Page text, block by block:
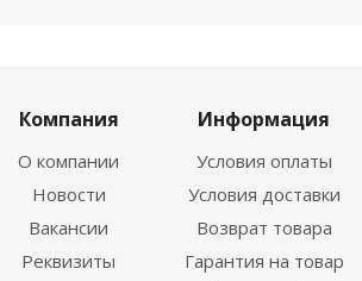
Компания
О компании
Новости
Вакансии
Реквизиты
Информация
Условия оплаты
Условия доставки
Возврат товара
Гарантия на товар